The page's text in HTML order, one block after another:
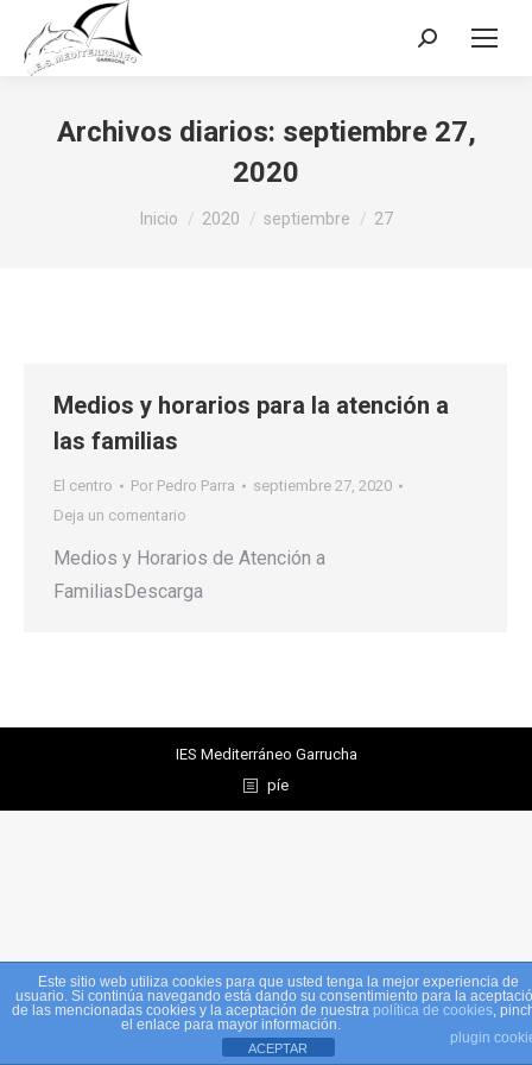
Buscar:
Archivos diarios: septiembre 27,
2020
Estás aquí:
Inicio 2020 septiembre 27
Medios y horarios para la atención a
las familias
El centro Por Pedro Parra
septiembre 27, 2020
Deja un comentario
Medios y Horarios de Atención a
FamiliasDescarga
IES Mediterráneo Garrucha
píe
Este sitio web utiliza cookies para que usted tenga la mejor experiencia de
usuario. Si continúa navegando está dando su consentimiento para la
de las mencionadas cookies y la aceptación de nuestra política de cookies,
el enlace para mayor información.
plugin
ACEPTAR